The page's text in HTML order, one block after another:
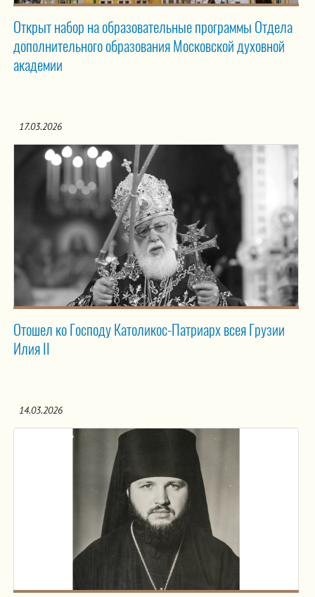
Открыт набор на образовательные программы Отдела
дополнительного образования Московской духовной
академии
17.03.2026
Отошел ко Господу Католикос-Патриарх всея Грузии
Илия II
14.03.2026